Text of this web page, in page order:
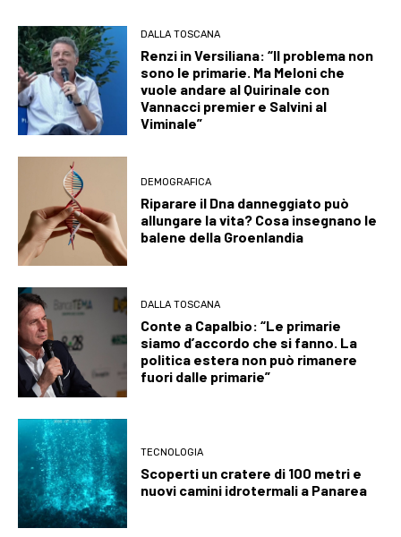
DALLA TOSCANA
Renzi in Versiliana: “Il problema non
sono le primarie. Ma Meloni che
vuole andare al Quirinale con
Vannacci premier e Salvini al
Viminale”
DEMOGRAFICA
Riparare il Dna danneggiato può
allungare la vita? Cosa insegnano le
balene della Groenlandia
DALLA TOSCANA
Conte a Capalbio: “Le primarie
siamo d’accordo che si fanno. La
politica estera non può rimanere
fuori dalle primarie”
TECNOLOGIA
Scoperti un cratere di 100 metri e
nuovi camini idrotermali a Panarea